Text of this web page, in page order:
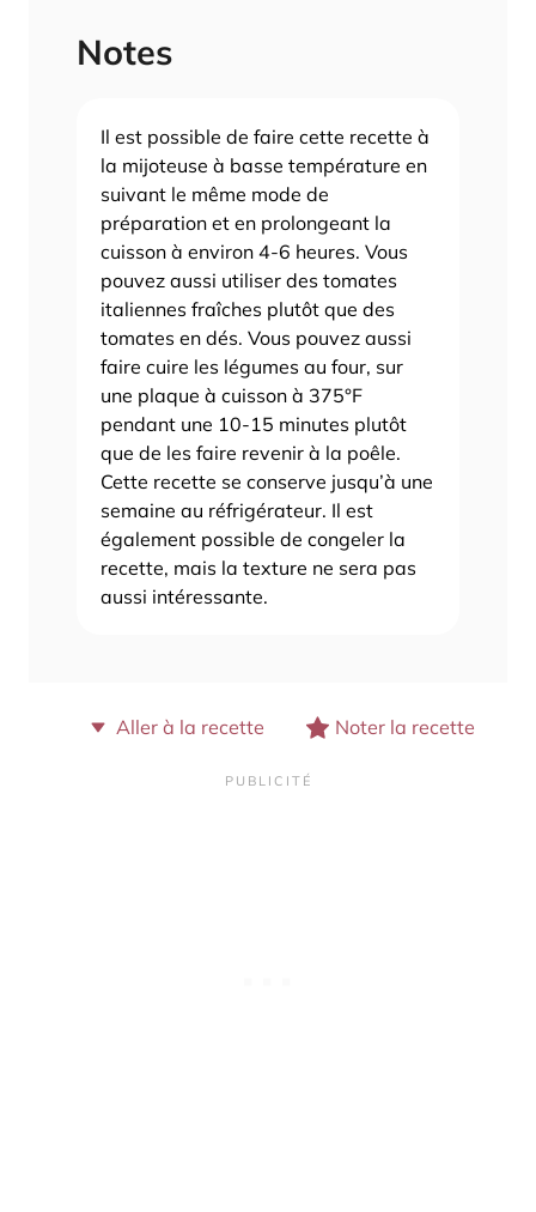
Notes
Il est possible de faire cette recette à
la mijoteuse à basse température en
suivant le même mode de
préparation et en prolongeant la
cuisson à environ 4-6 heures. Vous
pouvez aussi utiliser des tomates
italiennes fraîches plutôt que des
tomates en dés. Vous pouvez aussi
faire cuire les légumes au four, sur
une plaque à cuisson à 375°F
pendant une 10-15 minutes plutôt
que de les faire revenir à la poêle.
Cette recette se conserve jusqu’à une
semaine au réfrigérateur. Il est
également possible de congeler la
recette, mais la texture ne sera pas
aussi intéressante.
Aller à la recette Noter la recette